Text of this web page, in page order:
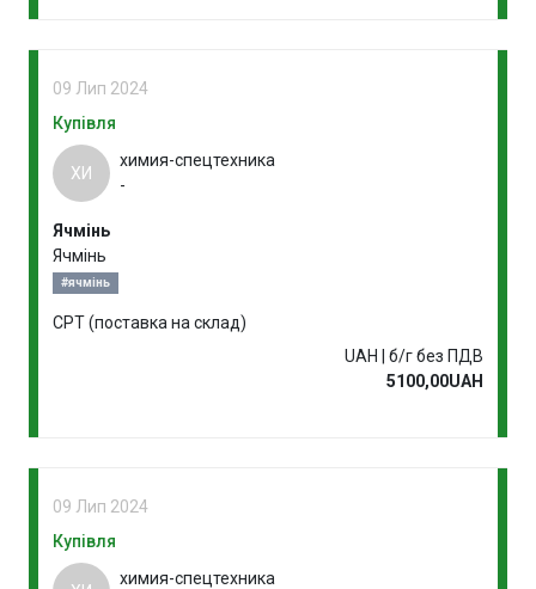
09 Лип 2024
Купівля
ХИ
химия-спецтехника
-
Ячмінь
Ячмінь
#ячмінь
CPT (поставка на склад)
UAH | б/г без ПДВ
5100,00UAH
09 Лип 2024
Купівля
химия-спецтехника